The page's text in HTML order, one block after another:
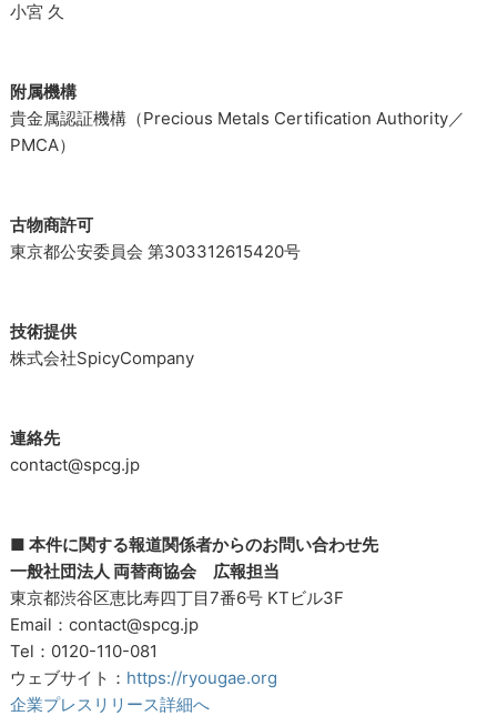
小宮 久
附属機構
貴金属認証機構（Precious Metals Certification Authority／
PMCA）
古物商許可
東京都公安委員会 第303312615420号
技術提供
株式会社SpicyCompany
連絡先
contact@spcg.jp
■ 本件に関する報道関係者からのお問い合わせ先
一般社団法人 両替商協会 広報担当
東京都渋谷区恵比寿四丁目7番6号 KTビル3F
Email：contact@spcg.jp
Tel：0120-110-081
ウェブサイト： https://ryougae.org
企業プレスリリース詳細へ